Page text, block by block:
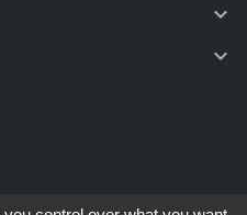


Vie privée- Termes